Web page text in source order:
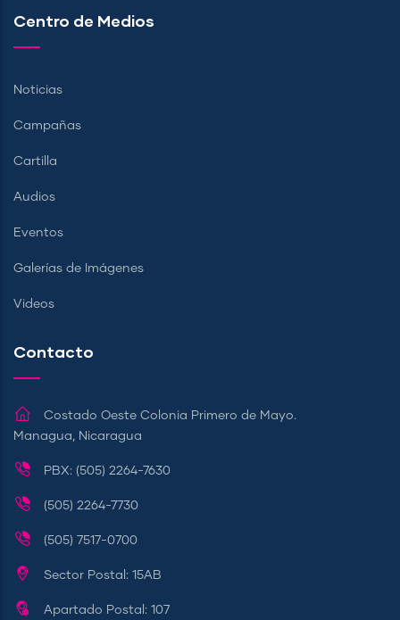
Centro de Medios
Noticias
Campañas
Cartilla
Audios
Eventos
Galerías de Imágenes
Videos
Contacto
Costado Oeste Colonia Primero de Mayo.
Managua, Nicaragua
PBX: (505) 2264-7630
(505) 2264-7730
(505) 7517-0700
Sector Postal: 15AB
Apartado Postal: 107